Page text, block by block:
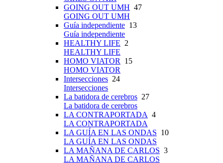
GOING OUT UMH 47
GOING OUT UMH
Guía independiente 13
Guía independiente
HEALTHY LIFE 2
HEALTHY LIFE
HOMO VIATOR
15
HOMO VIATOR
Intersecciones 24
Intersecciones
La batidora de cerebros 27
La batidora de cerebros
LA CONTRAPORTADA 4
LA CONTRAPORTADA
LA GUÍA EN LAS ONDAS 10
LA GUÍA EN LAS ONDAS
LA MAÑANA DE CARLOS 3
LA MAÑANA DE CARLOS